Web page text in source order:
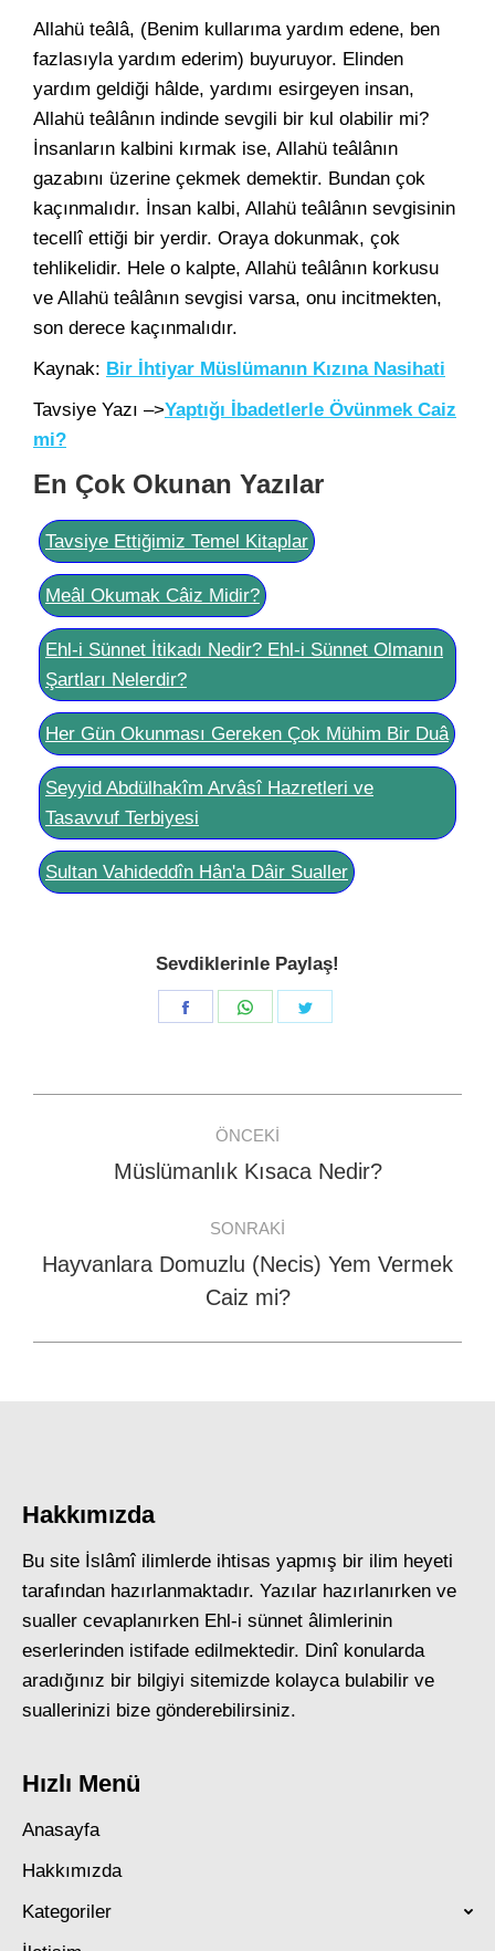
Allahü teâlâ, (Benim kullarıma yardım edene, ben
fazlasıyla yardım ederim) buyuruyor. Elinden
yardım geldiği hâlde, yardımı esirgeyen insan,
Allahü teâlânın indinde sevgili bir kul olabilir mi?
İnsanların kalbini kırmak ise, Allahü teâlânın
gazabını üzerine çekmek demektir. Bundan çok
kaçınmalıdır. İnsan kalbi, Allahü teâlânın sevgisinin
tecellî ettiği bir yerdir. Oraya dokunmak, çok
tehlikelidir. Hele o kalpte, Allahü teâlânın korkusu
ve Allahü teâlânın sevgisi varsa, onu incitmekten,
son derece kaçınmalıdır.
Kaynak: Bir İhtiyar Müslümanın Kızına Nasihati
Tavsiye Yazı –>Yaptığı İbadetlerle Övünmek Caiz
mi?
En Çok Okunan Yazılar
Tavsiye Ettiğimiz Temel Kitaplar
Meâl Okumak Câiz Midir?
Ehl-i Sünnet İtikadı Nedir? Ehl-i Sünnet Olmanın
Şartları Nelerdir?
Her Gün Okunması Gereken Çok Mühim Bir Duâ
Seyyid Abdülhakîm Arvâsî Hazretleri ve
Tasavvuf Terbiyesi
Sultan Vahideddîn Hân'a Dâir Sualler
Sevdiklerinle Paylaş!
Share
Share
navigation
ÖNCEKI
Previous
Müslümanlık Kısaca Nedir?
SONRAKI
Next
post:
Hayvanlara Domuzlu (Necis) Yem Vermek
Caiz mi?
Hakkımızda
Bu site İslâmî ilimlerde ihtisas yapmış bir ilim heyeti
tarafından hazırlanmaktadır. Yazılar hazırlanırken ve
sualler cevaplanırken Ehl-i sünnet âlimlerinin
eserlerinden istifade edilmektedir. Dinî konularda
aradığınız bir bilgiyi sitemizde kolayca bulabilir ve
suallerinizi bize gönderebilirsiniz.
Hızlı Menü
Anasayfa
Hakkımızda
Kategoriler